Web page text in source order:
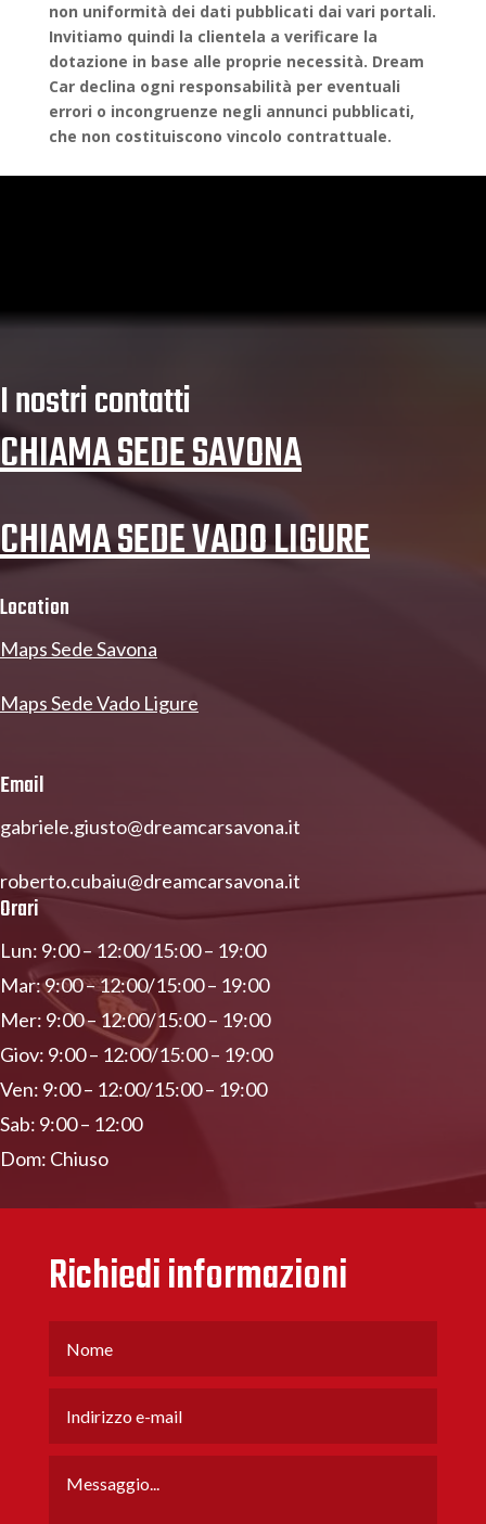
non uniformità dei dati pubblicati dai vari portali.
Invitiamo quindi la clientela a verificare la
dotazione in base alle proprie necessità. Dream
Car declina ogni responsabilità per eventuali
errori o incongruenze negli annunci pubblicati,
che non costituiscono vincolo contrattuale.
I nostri contatti
CHIAMA SEDE SAVONA
CHIAMA SEDE VADO LIGURE
Location
Maps Sede Savona
Maps Sede Vado Ligure
Email
gabriele.giusto@dreamcarsavona.it
roberto.cubaiu@dreamcarsavona.it
Orari
Lun: 9:00 – 12:00/15:00 – 19:00
Mar: 9:00 – 12:00/15:00 – 19:00
Mer: 9:00 – 12:00/15:00 – 19:00
Giov: 9:00 – 12:00/15:00 – 19:00
Ven: 9:00 – 12:00/15:00 – 19:00
Sab: 9:00 – 12:00
Dom: Chiuso
Richiedi informazioni